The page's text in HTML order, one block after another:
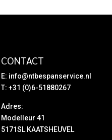
CONTACT
E: info@ntbespanservice.nl
T: +31 (0)6-51880267
Adres:
Modelleur 41
5171SL KAATSHEUVEL